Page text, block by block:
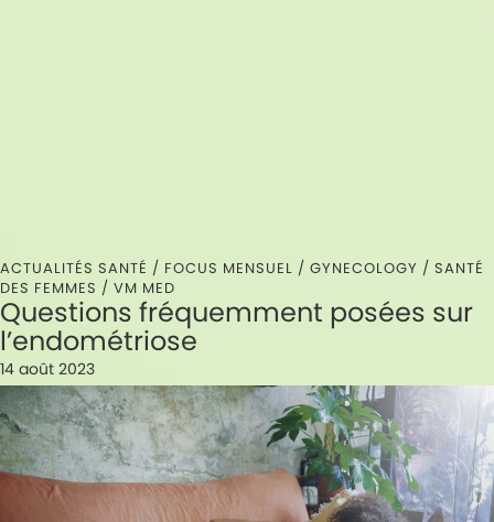
ACTUALITÉS SANTÉ / FOCUS MENSUEL / GYNECOLOGY / SANTÉ
DES FEMMES / VM MED
Questions fréquemment posées sur
l’endométriose
14 août 2023